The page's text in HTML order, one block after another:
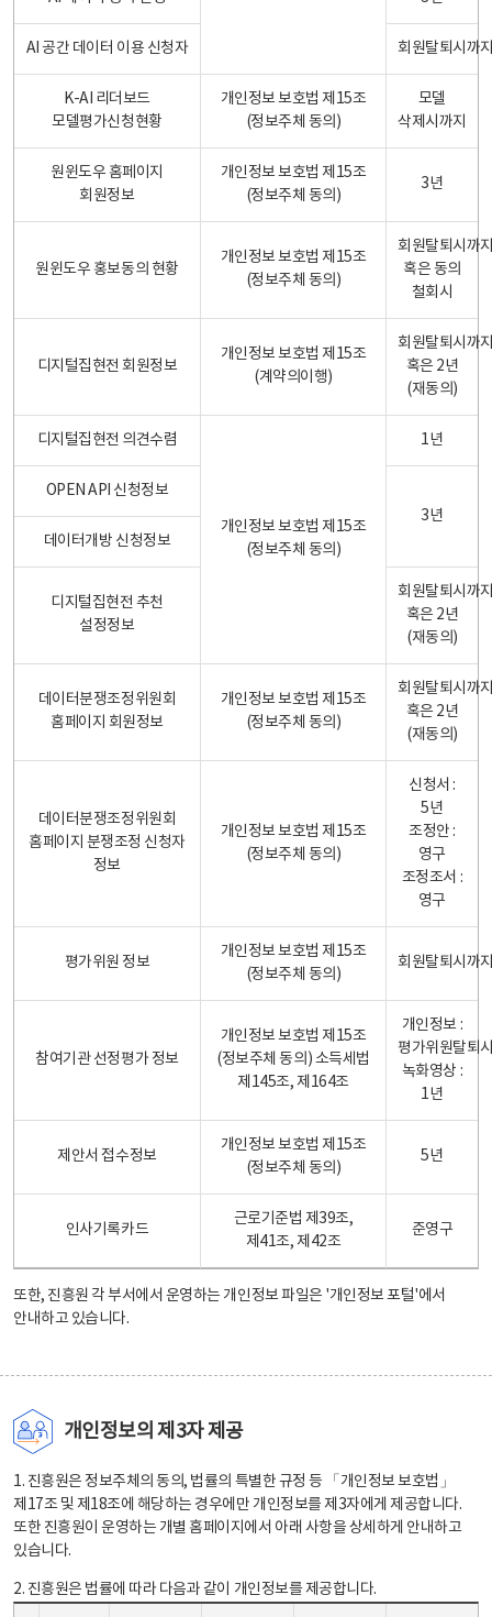
AI 공간 데이터 이용 신청자 회원탈퇴시까
K-AI 리더보드
모델평가신청현황
개인정보 보호법 제15조
(정보주체 동의)
모델
삭제시까지
원윈도우 홈페이지
회원정보
개인정보 보호법 제15조
(정보주체 동의)
3년
원윈도우 홍보동의 현황
개인정보 보호법 제15조
(정보주체 동의)
회원탈퇴시까
혹은 동의
철회시
디지털집현전 회원정보
개인정보 보호법 제15조
(계약의이행)
회원탈퇴시까
혹은 2년
(재동의)
디지털집현전 의견수렴
개인정보 보호법 제15조
(정보주체 동의)
1년
OPEN API 신청정보
3년
데이터개방 신청정보
디지털집현전 추천
설정정보
회원탈퇴시까
혹은 2년
(재동의)
데이터분쟁조정위원회
홈페이지 회원정보
개인정보 보호법 제15조
(정보주체 동의)
회원탈퇴시까
혹은 2년
(재동의)
데이터분쟁조정위원회
홈페이지 분쟁조정 신청자
정보
개인정보 보호법 제15조
(정보주체 동의)
신청서 :
5년
조정안 :
영구
조정조서 :
영구
평가위원 정보
개인정보 보호법 제15조
(정보주체 동의)
회원탈퇴시까
참여기관 선정평가 정보
개인정보 보호법 제15조
(정보주체 동의) 소득세법
제145조, 제164조
개인정보 :
평가위원탈퇴
녹화영상 :
1년
제안서 접수정보
개인정보 보호법 제15조
(정보주체 동의)
5년
인사기록카드
근로기준법 제39조,
제41조, 제42조
준영구
또한, 진흥원 각 부서에서 운영하는 개인정보 파일은 '개인정보 포털'에서
안내하고 있습니다.
개인정보의 제3자 제공
1. 진흥원은 정보주체의 동의, 법률의 특별한 규정 등 「개인정보 보호법」
제17조 및 제18조에 해당하는 경우에만 개인정보를 제3자에게 제공합니다.
또한 진흥원이 운영하는 개별 홈페이지에서 아래 사항을 상세하게 안내하고
있습니다.
2. 진흥원은 법률에 따라 다음과 같이 개인정보를 제공합니다.